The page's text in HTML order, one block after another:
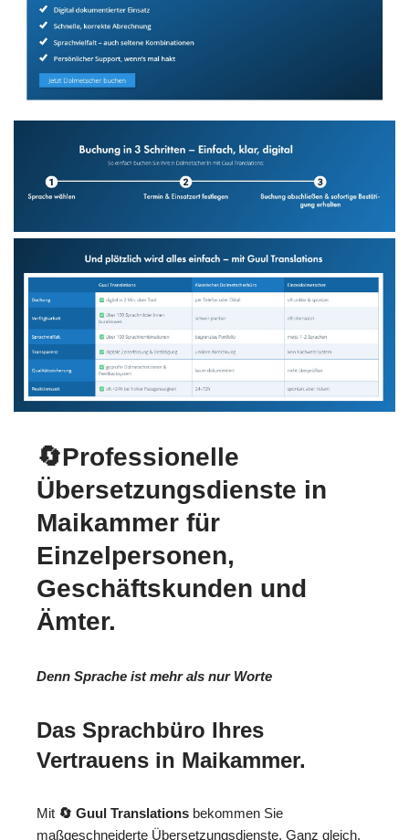
🔄Professionelle
Übersetzungsdienste in
Maikammer für
Einzelpersonen,
Geschäftskunden und
Ämter.
Denn Sprache ist mehr als nur Worte
Das Sprachbüro Ihres
Vertrauens in Maikammer.
Mit 🔄 Guul Translations bekommen Sie
maßgeschneiderte Übersetzungsdienste. Ganz gleich,